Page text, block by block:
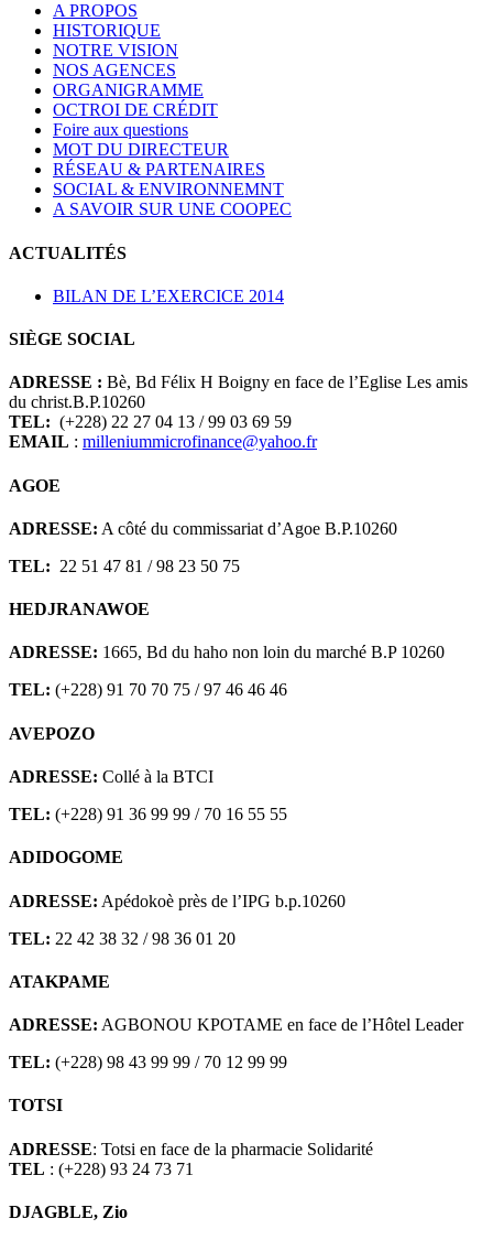
A PROPOS
HISTORIQUE
NOTRE VISION
NOS AGENCES
ORGANIGRAMME
OCTROI DE CRÉDIT
Foire aux questions
MOT DU DIRECTEUR
RÉSEAU & PARTENAIRES
SOCIAL & ENVIRONNEMNT
A SAVOIR SUR UNE COOPEC
ACTUALITÉS
BILAN DE L’EXERCICE 2014
SIÈGE SOCIAL
ADRESSE : Bè, Bd Félix H Boigny en face de l’Eglise Les amis
du christ.B.P.10260
TEL: (+228) 22 27 04 13 / 99 03 69 59
EMAIL : milleniummicrofinance@yahoo.fr
AGOE
ADRESSE: A côté du commissariat d’Agoe B.P.10260
TEL: 22 51 47 81 / 98 23 50 75
HEDJRANAWOE
ADRESSE: 1665, Bd du haho non loin du marché B.P 10260
TEL: (+228) 91 70 70 75 / 97 46 46 46
AVEPOZO
ADRESSE: Collé à la BTCI
TEL: (+228) 91 36 99 99 / 70 16 55 55
ADIDOGOME
ADRESSE: Apédokoè près de l’IPG b.p.10260
TEL: 22 42 38 32 / 98 36 01 20
ATAKPAME
ADRESSE: AGBONOU KPOTAME en face de l’Hôtel Leader
TEL: (+228) 98 43 99 99 / 70 12 99 99
TOTSI
ADRESSE: Totsi en face de la pharmacie Solidarité
TEL : (+228) 93 24 73 71
DJAGBLE, Zio